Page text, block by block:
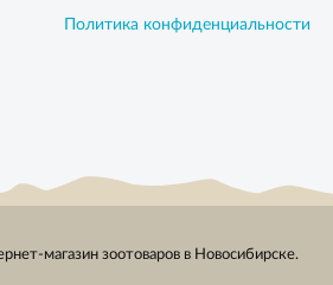
Политика конфиденциальности
магазин зоотоваров в Новосибирске.